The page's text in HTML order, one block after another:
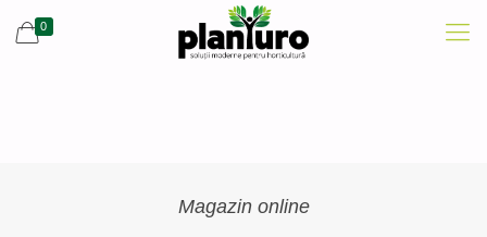
0
Magazin online